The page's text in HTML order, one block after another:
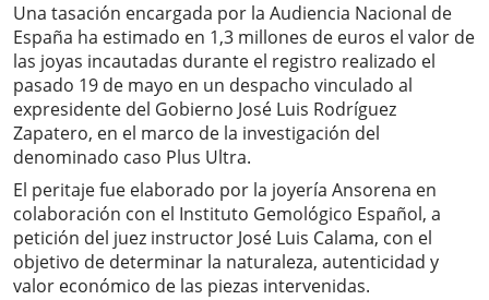
Una tasación encargada por la Audiencia Nacional de
España ha estimado en 1,3 millones de euros el valor de
las joyas incautadas durante el registro realizado el
pasado 19 de mayo en un despacho vinculado al
expresidente del Gobierno José Luis Rodríguez
Zapatero, en el marco de la investigación del
denominado caso Plus Ultra.
El peritaje fue elaborado por la joyería Ansorena en
colaboración con el Instituto Gemológico Español, a
petición del juez instructor José Luis Calama, con el
objetivo de determinar la naturaleza, autenticidad y
valor económico de las piezas intervenidas.